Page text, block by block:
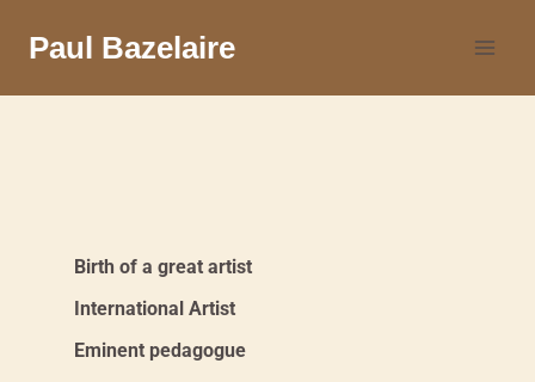
Paul Bazelaire
Birth of a great artist
International Artist
Eminent pedagogue